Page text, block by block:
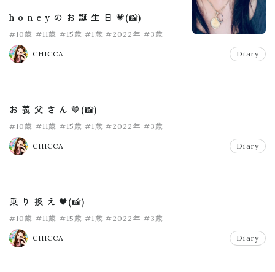
h o n e y の お 誕 生 日 💗(📸)
#10歳 #11歳 #15歳 #1歳 #2022年 #3歳
CHICCA Diary
お 義 父 さ ん 🤎(📸)
#10歳 #11歳 #15歳 #1歳 #2022年 #3歳
CHICCA Diary
乗 り 換 え 🖤(📸)
#10歳 #11歳 #15歳 #1歳 #2022年 #3歳
CHICCA Diary